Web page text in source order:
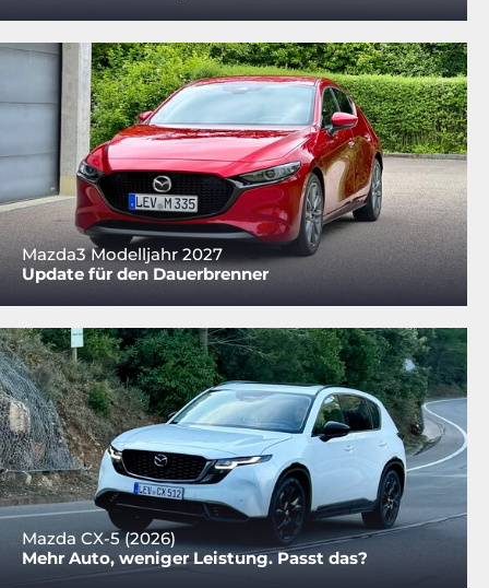
Mazda3 Modelljahr 2027
Update für den Dauerbrenner
Mazda CX-5 (2026)
Mehr Auto, weniger Leistung. Passt das?